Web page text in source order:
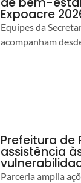
Expoacre
Equipes da
acompanham
Prefeitura de
assistência
Parceria amplia